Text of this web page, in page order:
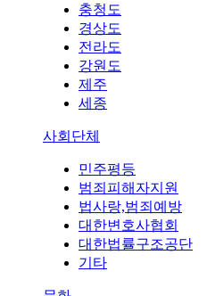
충청도
경상도
전라도
강원도
제주
세종
사회단체
민주평등
범죄피해자지원
법사랑,범죄예방
대한변호사협회
대한법률구조공단
기타